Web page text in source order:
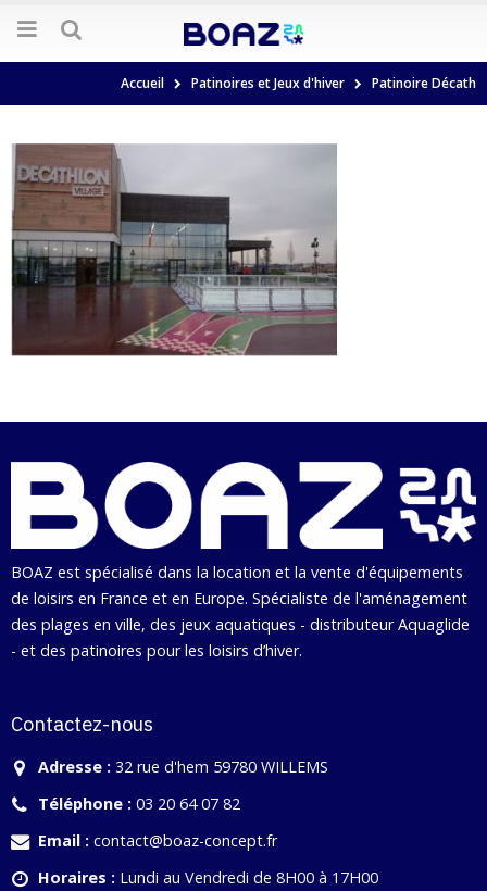
Accueil Patinoires et Jeux d'hiver Patinoire Décath
BOAZ est spécialisé dans la location et la vente d'équipements
de loisirs en France et en Europe. Spécialiste de l'aménagement
des plages en ville, des jeux aquatiques - distributeur Aquaglide
- et des patinoires pour les loisirs d’hiver.
Contactez-nous
Adresse : 32 rue d'hem 59780 WILLEMS
Téléphone : 03 20 64 07 82
Email : contact@boaz-concept.fr
Horaires : Lundi au Vendredi de 8H00 à 17H00